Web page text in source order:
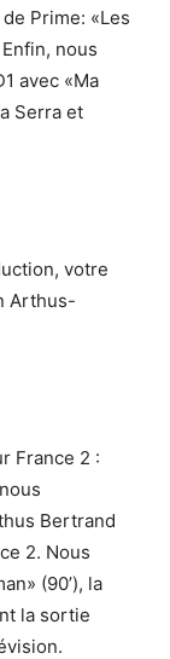
Prime: «Les
Enfin, nous
avec «Ma
Serra et
votre
Arthus-
France 2 :
Bertrand
2. Nous
(90’), la
la sortie